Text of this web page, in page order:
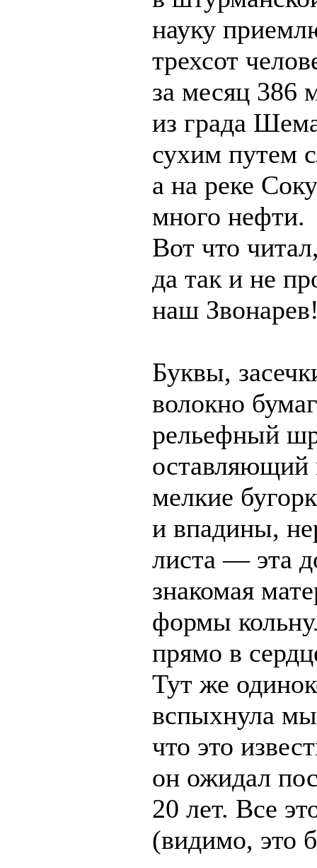
науку
трехсот
за месяц 386
из града
сухим путем
а на реке
много нефти.
Вот что
да так и не
наш
Буквы,
волокно
рельефный
оставляющий
мелкие
и впадины,
листа — эта
знакомая
формы
прямо в
Тут же
вспыхнула
что это
он ожидал
20 лет. Все
(видимо, это